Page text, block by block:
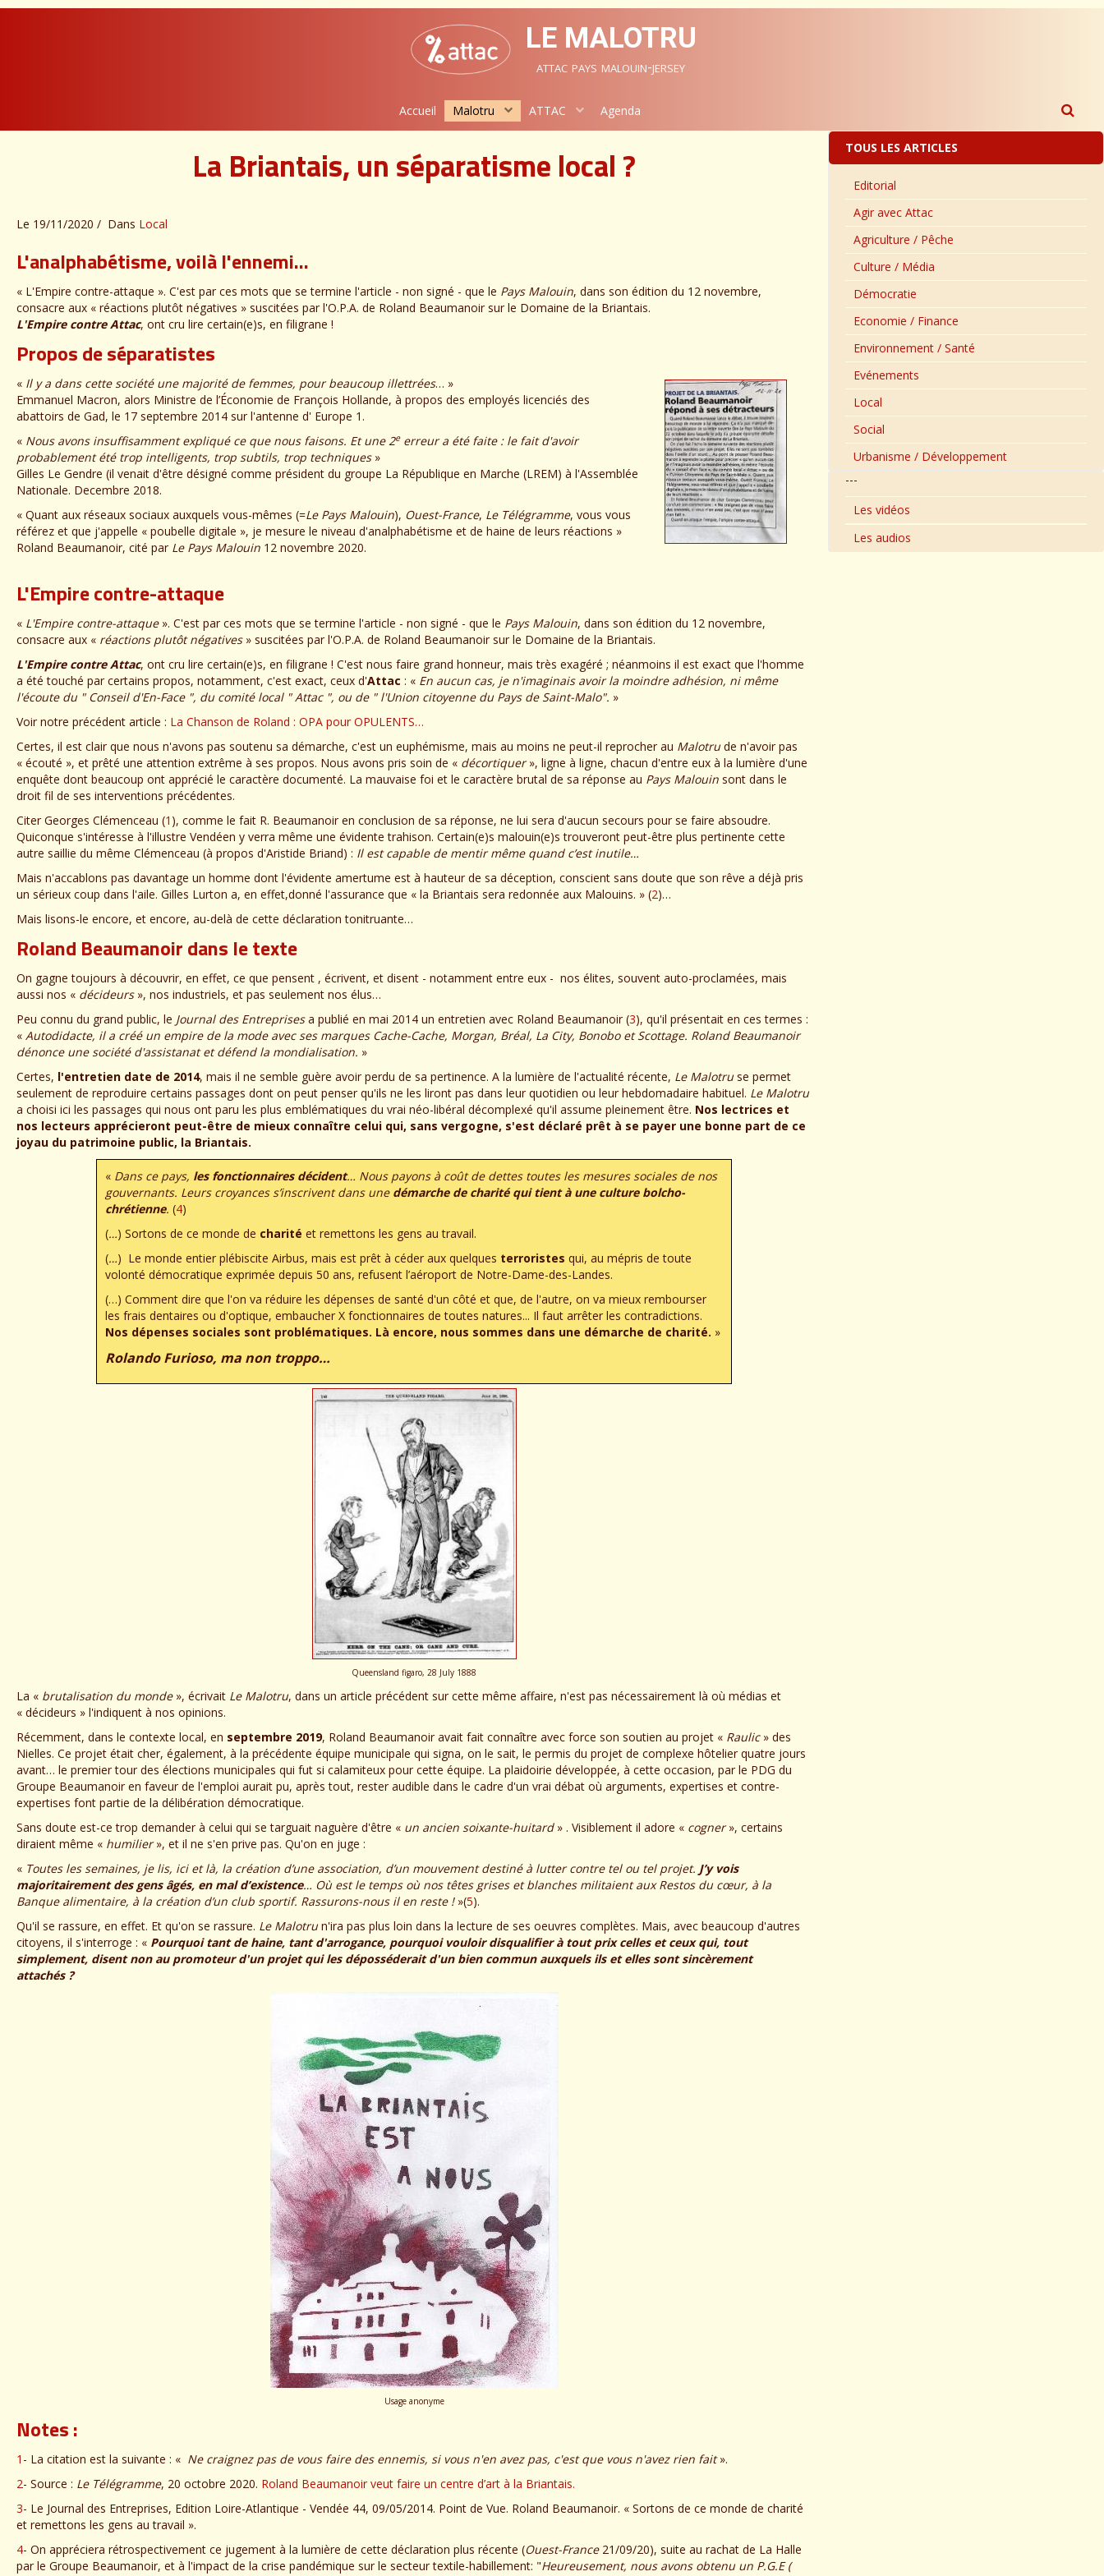
LE MALOTRU
attac pays malouin-jersey
Accueil Malotru ATTAC Agenda
La Briantais, un séparatisme local ?
Le 19/11/2020 Dans Local
L'analphabétisme, voilà l'ennemi…
« L'Empire contre-attaque ». C'est par ces mots que se termine l'article - non signé - que le Pays Malouin, dans son édition du 12 novembre,
consacre aux « réactions plutôt négatives » suscitées par l'O.P.A. de Roland Beaumanoir sur le Domaine de la Briantais.
L'Empire contre Attac, ont cru lire certain(e)s, en filigrane !
Propos de séparatistes
« Il y a dans cette société une majorité de femmes, pour beaucoup illettrées… »
Emmanuel Macron, alors Ministre de l’Économie de François Hollande, à propos des employés licenciés des
abattoirs de Gad, le 17 septembre 2014 sur l'antenne d' Europe 1.
« Nous avons insuffisamment expliqué ce que nous faisons. Et une 2eerreur a été faite : le fait d'avoir
probablement été trop intelligents, trop subtils, trop techniques»
Gilles Le Gendre (il venait d'être désigné comme président du groupe La République en Marche (LREM) à l'Assemblée
Nationale. Decembre 2018.
« Quant aux réseaux sociaux auxquels vous-mêmes (=Le Pays Malouin), Ouest-France, Le Télégramme, vous vous
référez et que j'appelle « poubelle digitale », je mesure le niveau d'analphabétisme et de haine de leurs réactions »
Roland Beaumanoir, cité par Le Pays Malouin 12 novembre 2020.
L'Empire contre-attaque
« L'Empire contre-attaque». C'est par ces mots que se termine l'article - non signé - que le Pays Malouin, dans son édition du 12 novembre,
consacre aux « réactions plutôt négatives» suscitées par l'O.P.A. de Roland Beaumanoir sur le Domaine de la Briantais.
L'Empire contre Attac, ont cru lire certain(e)s, en filigrane ! C'est nous faire grand honneur, mais très exagéré ; néanmoins il est exact que l'homme
a été touché par certains propos, notamment, c'est exact, ceux d'Attac : « En aucun cas, je n'imaginais avoir la moindre adhésion, ni même
l'écoute du " Conseil d'En-Face ", du comité local " Attac ", ou de " l'Union citoyenne du Pays de Saint-Malo". »
Voir notre précédent article : La Chanson de Roland : OPA pour OPULENTS…
Certes, il est clair que nous n'avons pas soutenu sa démarche, c'est un euphémisme, mais au moins ne peut-il reprocher au Malotrude n'avoir pas
« écouté », et prêté une attention extrême à ses propos. Nous avons pris soin de « décortiquer», ligne à ligne, chacun d'entre eux à la lumière d'une
enquête dont beaucoup ont apprécié le caractère documenté. La mauvaise foi et le caractère brutal de sa réponse au Pays Malouin sont dans le
droit fil de ses interventions précédentes.
Citer Georges Clémenceau (1 ), comme le fait R. Beaumanoir en conclusion de sa réponse, ne lui sera d'aucun secours pour se faire absoudre.
Quiconque s'intéresse à l'illustre Vendéen y verra même une évidente trahison. Certain(e)s malouin(e)s trouveront peut-être plus pertinente cette
autre saillie du même Clémenceau (à propos d'Aristide Briand) : Il est capable de mentir même quand c’est inutile…
Mais n'accablons pas davantage un homme dont l'évidente amertume est à hauteur de sa déception, conscient sans doute que son rêve a déjà pris
un sérieux coup dans l'aile. Gilles Lurton a, en effet,donné l'assurance que « la Briantais sera redonnée aux Malouins. » (2)…
Mais lisons-le encore, et encore, au-delà de cette déclaration tonitruante…
Roland Beaumanoir dans le texte
On gagne toujours à découvrir, en effet, ce que pensent , écrivent, et disent - notamment entre eux - nos élites, souvent auto-proclamées, mais
aussi nos « décideurs», nos industriels, et pas seulement nos élus…
Peu connu du grand public, le Journal des Entreprisesa publié en mai 2014 un entretien avec Roland Beaumanoir (3), qu'il présentait en ces termes :
« Autodidacte, il a créé un empire de la mode avec ses marques Cache-Cache, Morgan, Bréal, La City, Bonobo et Scottage. Roland Beaumanoir
dénonce une société d'assistanat et défend la mondialisation. »
Certes, l'entretien date de 2014, mais il ne semble guère avoir perdu de sa pertinence. A la lumière de l'actualité récente, Le Malotruse permet
seulement de reproduire certains passages dont on peut penser qu'ils ne les liront pas dans leur quotidien ou leur hebdomadaire habituel. Le Malotru
a choisi ici les passages qui nous ont paru les plus emblématiques du vrai néo-libéral décomplexé qu'il assume pleinement être. Nos lectrices et
nos lecteurs apprécieront peut-être de mieux connaître celui qui, sans vergogne, s'est déclaré prêt à se payer une bonne part de ce
joyau du patrimoine public, la Briantais.
« Dans ce pays, les fonctionnaires décident… Nous payons à coût de dettes toutes les mesures sociales de nos
gouvernants. Leurs croyances s’inscrivent dans une démarche de charité qui tient à une culture bolcho-
chrétienne. (4)
(…) Sortons de ce monde de charité et remettons les gens au travail.
(…) Le monde entier plébiscite Airbus, mais est prêt à céder aux quelques terroristes qui, au mépris de toute
volonté démocratique exprimée depuis 50 ans, refusent l’aéroport de Notre-Dame-des-Landes.
(…) Comment dire que l'on va réduire les dépenses de santé d'un côté et que, de l'autre, on va mieux rembourser
les frais dentaires ou d'optique, embaucher X fonctionnaires de toutes natures... Il faut arrêter les contradictions.
Nos dépenses sociales sont problématiques. Là encore, nous sommes dans une démarche de charité. »
Rolando Furioso, ma non troppo…
Queensland figaro, 28 July 1888
La « brutalisation du monde», écrivait Le Malotru, dans un article précédent sur cette même affaire, n'est pas nécessairement là où médias et
« décideurs » l'indiquent à nos opinions.
Récemment, dans le contexte local, en septembre 2019, Roland Beaumanoir avait fait connaître avec force son soutien au projet « Raulic» des
Nielles. Ce projet était cher, également, à la précédente équipe municipale qui signa, on le sait, le permis du projet de complexe hôtelier quatre jours
avant… le premier tour des élections municipales qui fut si calamiteux pour cette équipe. La plaidoirie développée, à cette occasion, par le PDG du
Groupe Beaumanoir en faveur de l'emploi aurait pu, après tout, rester audible dans le cadre d'un vrai débat où arguments, expertises et contre-
expertises font partie de la délibération démocratique.
Sans doute est-ce trop demander à celui qui se targuait naguère d'être « un ancien soixante-huitard» . Visiblement il adore « cogner», certains
diraient même « humilier», et il ne s'en prive pas. Qu'on en juge :
« Toutes les semaines, je lis, ici et là, la création d’une association, d’un mouvement destiné à lutter contre tel ou tel projet. J’y vois
majoritairement des gens âgés, en mal d’existence… Où est le temps où nos têtes grises et blanches militaient aux Restos du cœur, à la
Banque alimentaire, à la création d’un club sportif. Rassurons-nous il en reste ! »(5).
Qu'il se rassure, en effet. Et qu'on se rassure. Le Malotrun'ira pas plus loin dans la lecture de ses oeuvres complètes. Mais, avec beaucoup d'autres
citoyens, il s'interroge : « Pourquoi tant de haine, tant d'arrogance, pourquoi vouloir disqualifier à tout prix celles et ceux qui, tout
simplement, disent non au promoteur d'un projet qui les déposséderait d'un bien commun auxquels ils et elles sont sincèrement
attachés ?
Usage anonyme
Notes :
1 - La citation est la suivante : « Ne craignez pas de vous faire des ennemis, si vous n'en avez pas, c'est que vous n'avez rien fait».
2- Source : Le Télégramme, 20 octobre 2020. Roland Beaumanoir veut faire un centre d’art à la Briantais.
3- Le Journal des Entreprises, Edition Loire-Atlantique - Vendée 44, 09/05/2014. Point de Vue. Roland Beaumanoir. « Sortons de ce monde de charité
et remettons les gens au travail ».
4- On appréciera rétrospectivement ce jugement à la lumière de cette déclaration plus récente (Ouest-France21/09/20), suite au rachat de La Halle
par le Groupe Beaumanoir, et à l'impact de la crise pandémique sur le secteur textile-habillement: "Heureusement, nous avons obtenu un P.G.E (
TOUS LES ARTICLES
Editorial
Agir avec Attac
Agriculture / Pêche
Culture / Média
Démocratie
Economie / Finance
Environnement / Santé
Evénements
Local
Social
Urbanisme / Développement
---
Les vidéos
Les audios